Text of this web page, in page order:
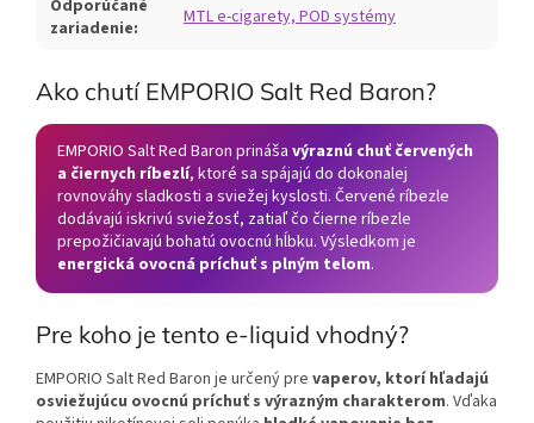
Odporúčané
zariadenie:
MTL e-cigarety, POD systémy
Ako chutí EMPORIO Salt Red Baron?
EMPORIO Salt Red Baron prináša výraznú chuť červených
a čiernych ríbezlí, ktoré sa spájajú do dokonalej
rovnováhy sladkosti a sviežej kyslosti. Červené ríbezle
dodávajú iskrivú sviežosť, zatiaľ čo čierne ríbezle
prepožičiavajú bohatú ovocnú hĺbku. Výsledkom je
energická ovocná príchuť s plným telom.
Pre koho je tento e-liquid vhodný?
EMPORIO Salt Red Baron je určený pre vaperov, ktorí hľadajú
osviežujúcu ovocnú príchuť s výrazným charakterom. Vďaka